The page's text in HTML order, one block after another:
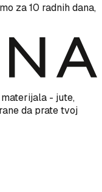
za 10 radnih dana,
- jute,
da prate tvoj